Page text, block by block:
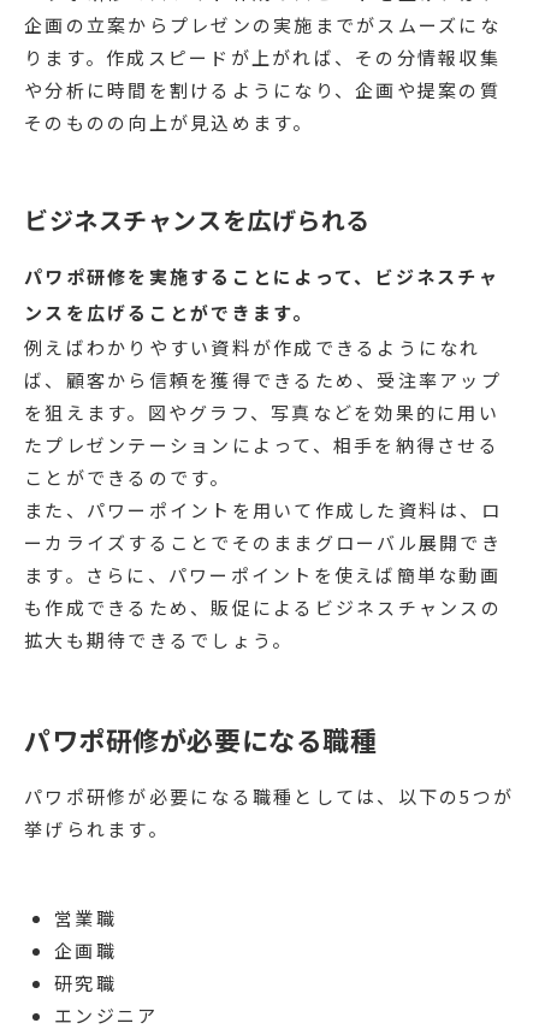
企画の立案からプレゼンの実施までがスムーズにな
ります。作成スピードが上がれば、その分情報収集
や分析に時間を割けるようになり、企画や提案の質
そのものの向上が見込めます。
ビジネスチャンスを広げられる
パワポ研修を実施することによって、ビジネスチャ
ンスを広げることができます。
例えばわかりやすい資料が作成できるようになれ
ば、顧客から信頼を獲得できるため、受注率アップ
を狙えます。図やグラフ、写真などを効果的に用い
たプレゼンテーションによって、相手を納得させる
ことができるのです。
また、パワーポイントを用いて作成した資料は、ロ
ーカライズすることでそのままグローバル展開でき
ます。さらに、パワーポイントを使えば簡単な動画
も作成できるため、販促によるビジネスチャンスの
拡大も期待できるでしょう。
パワポ研修が必要になる職種
パワポ研修が必要になる職種としては、以下の5つが
挙げられます。
営業職
企画職
研究職
エンジニア